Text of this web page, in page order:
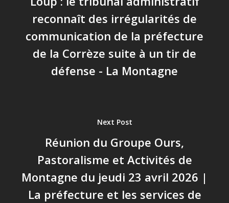
reconnaît des irrégularités de
communication de la préfecture
de la Corrèze suite à un tir de
défense - La Montagne
Next Post
Réunion du Groupe Ours,
Pastoralisme et Activités de
Montagne du jeudi 23 avril 2026 |
La préfecture et les services de